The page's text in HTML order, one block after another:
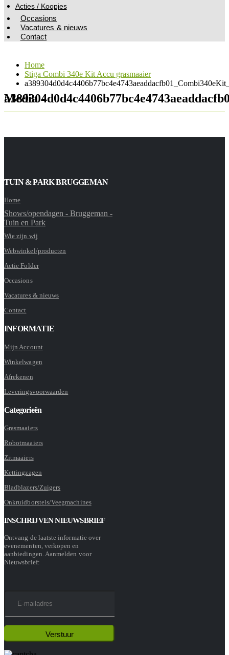
Acties / Koopjes
Occasions
Vacatures & nieuws
Contact
Home
Stiga Combi 340e Kit Accu grasmaaier
Media -
TUIN & PARK BRUGGEMAN
Home
Shows/opendagen - Bruggeman -
Tuin en Park
Wie zijn wij
Webwinkel/producten
Actie Folder
Occasions
Vacatures & nieuws
Contact
INFORMATIE
Mijn Account
Winkelwagen
Afrekenen
Leveringsvoorwaarden
Categorieën
Grasmaaiers
Robotmaaiers
Zitmaaiers
Kettingzagen
Bladblazers/Zuigers
Onkruidborstels/Veegmachines
INSCHRIJVEN NIEUWSBRIEF
Ontvang de laatste informatie over
evenementen, verkopen en
aanbiedingen. Aanmelden voor
Nieuwsbrief: